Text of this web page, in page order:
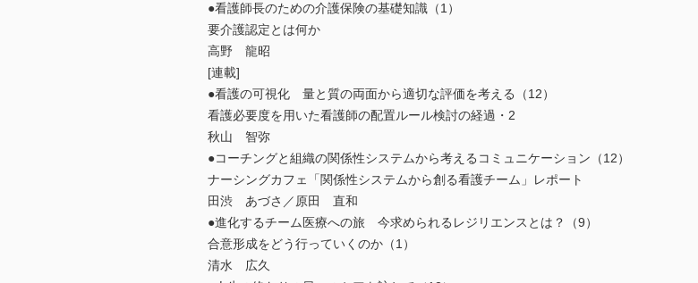
●看護師長のための介護保険の基礎知識（1）
要介護認定とは何か
高野 龍昭
[連載]
●看護の可視化 量と質の両面から適切な評価を考える（12）
看護必要度を用いた看護師の配置ルール検討の経過・2
秋山 智弥
●コーチングと組織の関係性システムから考えるコミュニケーション（12）
ナーシングカフェ「関係性システムから創る看護チーム」レポート
田渋 あづさ／原田 直和
●進化するチーム医療への旅 今求められるレジリエンスとは？（9）
合意形成をどう行っていくのか（1）
清水 広久